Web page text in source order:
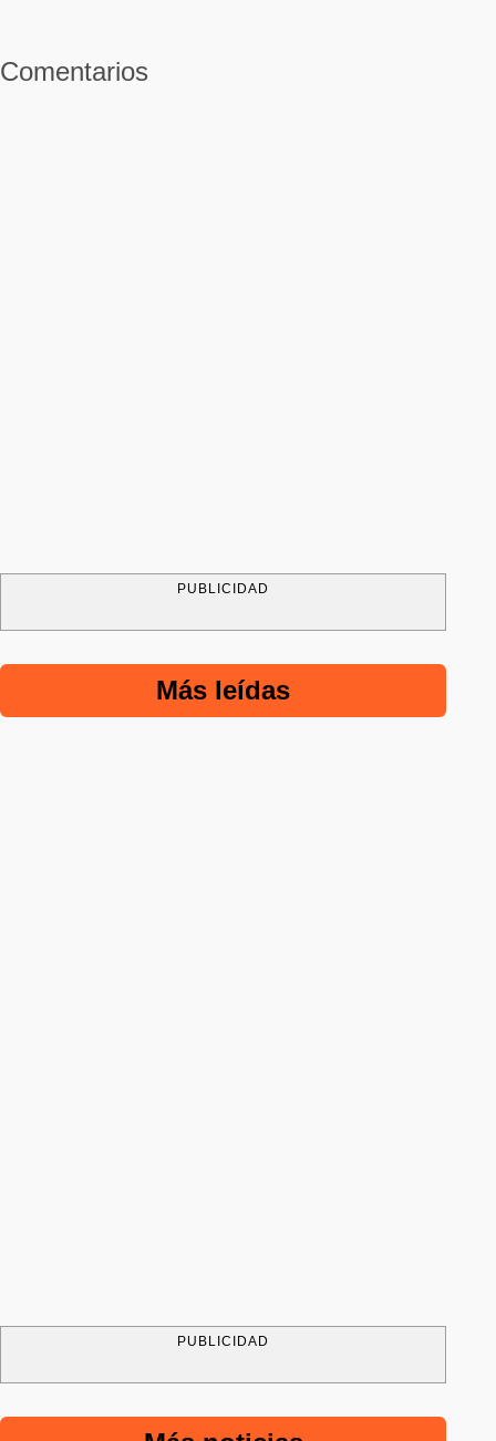
Comentarios
PUBLICIDAD
Más leídas
PUBLICIDAD